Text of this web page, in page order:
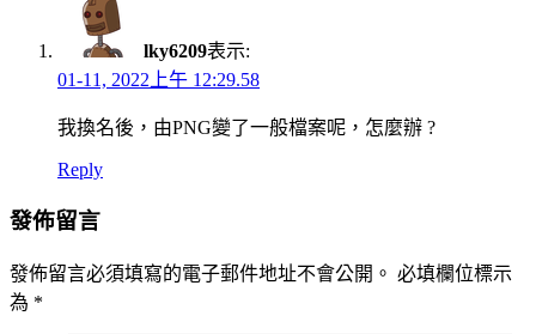
lky6209表示:
01-11, 2022上午 12:29.58
我換名後，由PNG變了一般檔案呢，怎麼辦 ?
Reply
發佈留言
發佈留言必須填寫的電子郵件地址不會公開。 必填欄位標示
為 *